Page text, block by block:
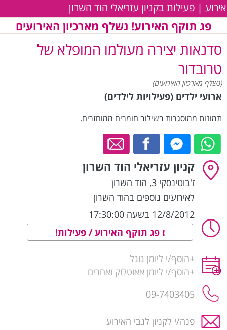
אירוע | פעילות בקניון עזריאלי הוד השרון
פג תוקף האירוע! נשלף מארכיון האירועים
סדנאות יצירה מעולמו המופלא של
טרובדור
(נשלף מארכיון האירועים)
ארועי ילדים (פעילויות לילדים)
תמונות ממוסגרות בשילוב חומרים ממוחזרים.
קניון עזריאלי הוד השרון
ז'בוטינסקי 3 , הוד השרון
לאירועים נוספים בהוד השרון
12/8/2012 בשעה 17:30:00
פג תוקף האירוע / פעילות!
+הוסף/י ליומן גוגל
+הוסף/י ליומן אאוטלוק ואחרים
09-7403405
פנה/י לקניון לגבי האירוע